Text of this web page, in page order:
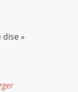
dise »